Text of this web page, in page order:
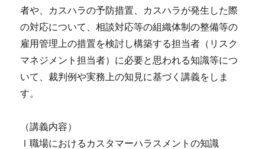
者や、カスハラの予防措置、カスハラが発生した際
の対応について、相談対応等の組織体制の整備等の
雇用管理上の措置を検討し構築する担当者（リスク
マネジメント担当者）に必要と思われる知識等につ
いて、裁判例や実務上の知見に基づく講義をしま
す。
（講義内容）
Ⅰ職場におけるカスタマーハラスメントの知識